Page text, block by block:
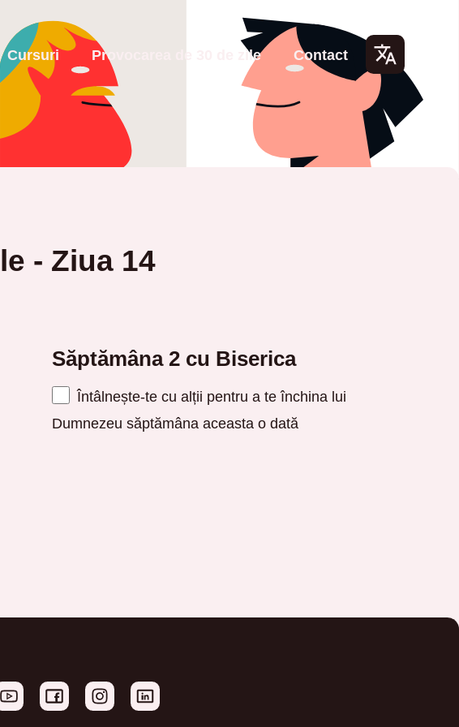
Lang
uage
Cursuri Provocarea de 30 de zile Contact
- Ziua 14
Săptămâna 2 cu Biserica
Întâlnește-te cu alții pentru a te închina lui
Dumnezeu săptămâna aceasta o dată